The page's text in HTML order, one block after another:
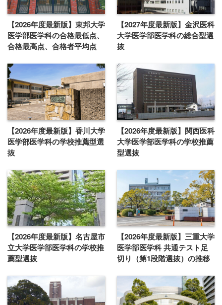
【2026年度最新版】東邦大学
医学部医学科の合格最低点、
合格最高点、合格者平均点
【2027年度最新版】金沢医科
大学医学部医学科の総合型選
抜
【2026年度最新版】香川大学
医学部医学科の学校推薦型選
抜
【2026年度最新版】関西医科
大学医学部医学科の学校推薦
型選抜
【2026年度最新版】名古屋市
立大学医学部医学科の学校推
薦型選抜
【2026年度最新版】三重大学
医学部医学科 共通テスト足
切り（第1段階選抜）の推移